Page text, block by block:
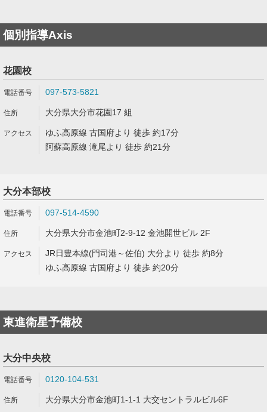
個別指導Axis
花園校
097-573-5821
大分県大分市花園17 組
ゆふ高原線 古国府より 徒歩 約17分
阿蘇高原線 滝尾より 徒歩 約21分
大分本部校
097-514-4590
大分県大分市金池町2-9-12 金池開世ビル 2F
JR日豊本線(門司港～佐伯) 大分より 徒歩 約8分
ゆふ高原線 古国府より 徒歩 約20分
東進衛星予備校
大分中央校
0120-104-531
大分県大分市金池町1-1-1 大交セントラルビル6F